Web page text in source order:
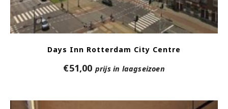
Days Inn Rotterdam City Centre
€51,00 prijs in laagseizoen